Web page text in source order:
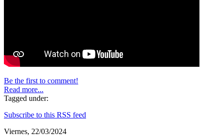
Be the first to comment!
Read more...
Tagged under:
Subscribe to this RSS feed
Viernes, 22/03/2024